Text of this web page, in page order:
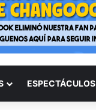
ESPECTÁCULOS